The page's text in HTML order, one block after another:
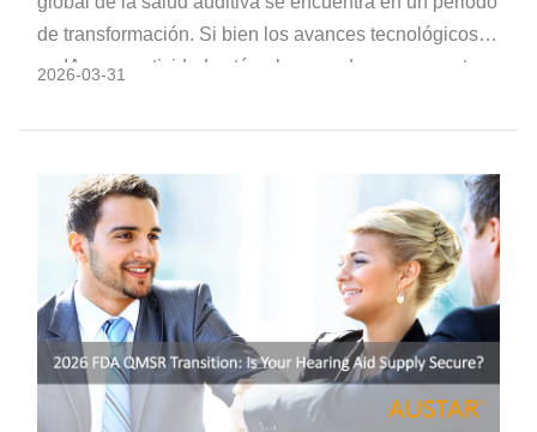
de transformación. Si bien los avances tecnológicos
en IA y conectividad están alcanzando nuevas metas,
cadenas de clínicas se ha vuelto cada vez más
ya no es solo la "innovación", sino la
rentabilidad
2026-03-31